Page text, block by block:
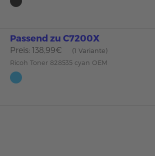
Passend zu C7200X
Preis: 138,99€
(1 Variante)
Ricoh Toner 828535 cyan OEM